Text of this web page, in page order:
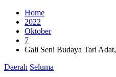
Home
2022
Oktober
7
Gali Seni Budaya Tari
Daerah Seluma